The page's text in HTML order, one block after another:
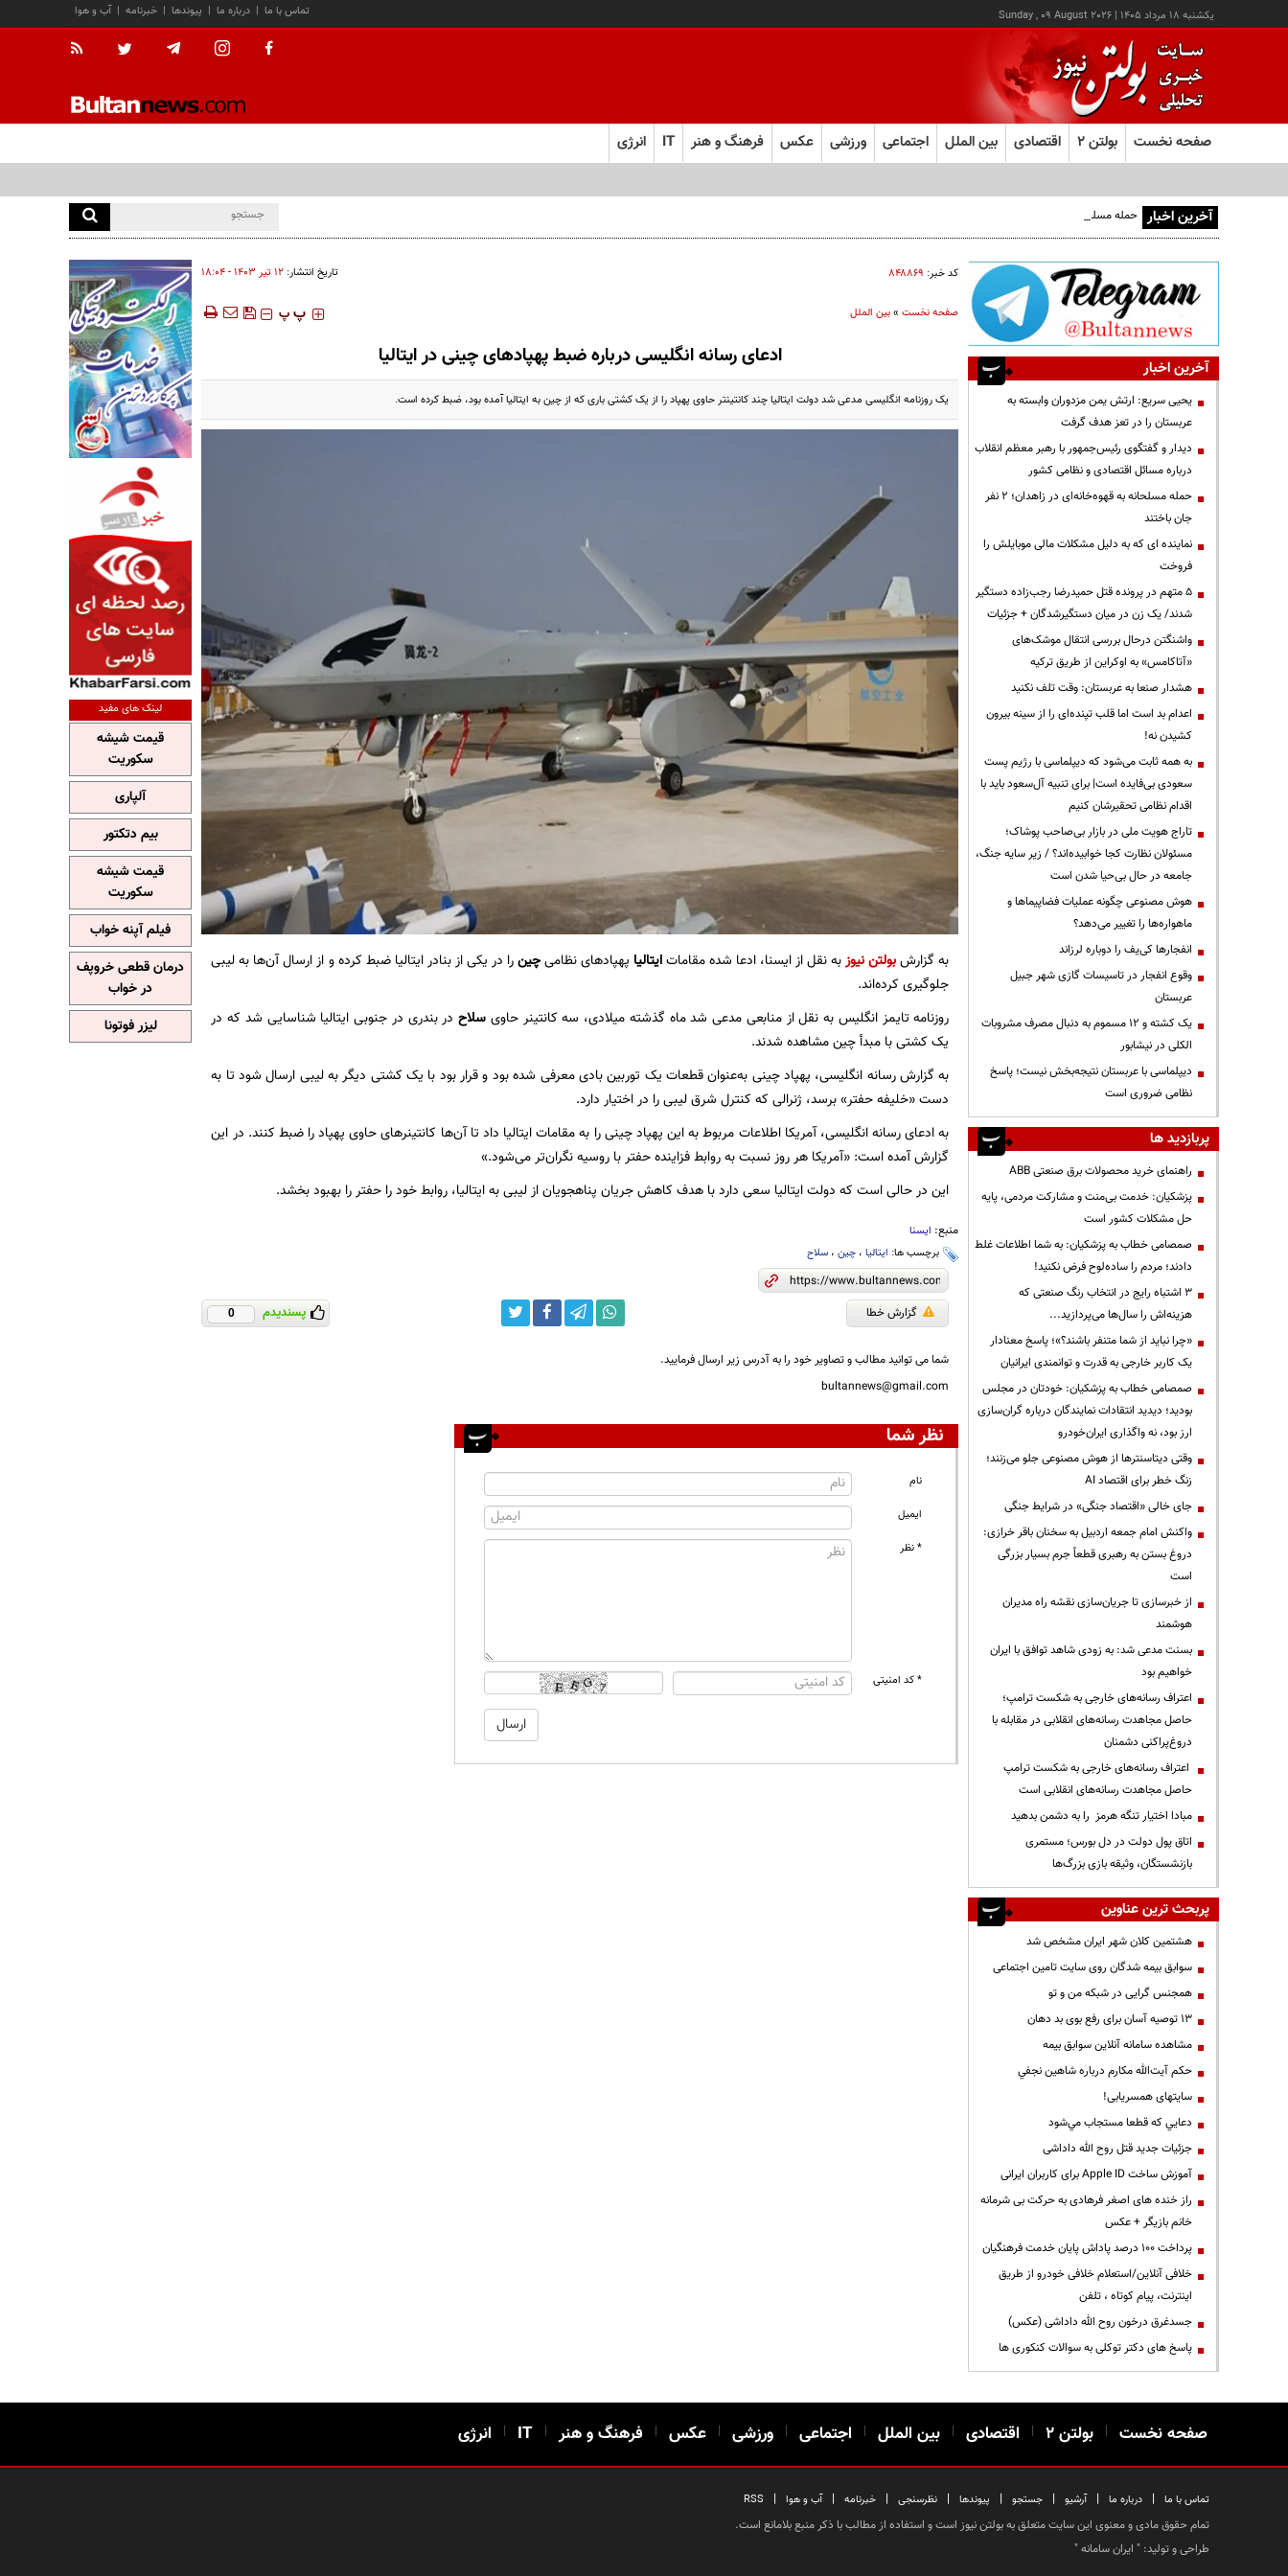
يکشنبه ۱۸ مرداد ۱۴۰۵ |
Sunday , 09 August 2026 آب و هوا | خبرنامه | پیوندها | درباره ما | تماس با ما
صفحه نخست بولتن ۲ اقتصادی بین الملل اجتماعی ورزشی عکس فرهنگ و هنر IT انرژی
آخرین اخبار حمله مسلحانه به قهوه‌خانه‌ای در زاهدان؛ ۲ نفر جان باختند
کد خبر: ۸۴۸۸۶۹ تاریخ انتشار: ۱۲ تير ۱۴۰۳ - ۱۸:۰۴
صفحه نخست»بین الملل ‍‍‍ پ پ
ادعای رسانه انگلیسی درباره ضبط پهپادهای چینی در ایتالیا
یک روزنامه انگلیسی مدعی شد دولت ایتالیا چند کانتینتر حاوی پهپاد را از یک کشتی باری که از چین به ایتالیا آمده بود، ضبط کرده است.
به گزارشبولتن نیوزبه نقل از ایسنا، ادعا شده مقاماتایتالیا پهپادهای نظامیچینرا در یکی از بنادر ایتالیا ضبط کرده و از ارسال آن‌ها به لیبی
جلوگیری کرده‌اند.
روزنامه تایمز انگلیس به نقل از منابعی مدعی شد ماه گذشته میلادی، سه کانتینر حاوی سلاح در بندری در جنوبی ایتالیا شناسایی شد که در
یک کشتی با مبدأ چین مشاهده شدند.
به گزارش رسانه انگلیسی، پهپاد چینی به‌عنوان قطعات یک توربین بادی معرفی شده بود و قرار بود با یک کشتی دیگر به لیبی ارسال شود تا به
دست «خلیفه حفتر» برسد، ژنرالی که کنترل شرق لیبی را در اختیار دارد.
به ادعای رسانه انگلیسی، آمریکا اطلاعات مربوط به این پهپاد چینی را به مقامات ایتالیا داد تا آن‌ها کانتینرهای حاوی پهپاد را ضبط کنند. در این
گزارش آمده است: «آمریکا هر روز نسبت به روابط فزاینده حفتر با روسیه نگران‌تر می‌شود.»
این در حالی است که دولت ایتالیا سعی دارد با هدف کاهش جریان پناهجویان از لیبی به ایتالیا، روابط خود را حفتر را بهبود بخشد.
منبع: ایسنا
برچسب ها: ایتالیا، چین، سلاح
گزارش خطا پسندیدم 0
شما می توانید مطالب و تصاویر خود را به آدرس زیر ارسال فرمایید.
bultannews@gmail.com
نظر شما
نام
ایمیل
* نظر
* کد امنیتی
آخرین اخبار
یحیی سریع: ارتش یمن مزدوران وابسته به
عربستان را در تعز هدف گرفت
دیدار و گفتگوی رئیس‌جمهور با رهبر معظم انقلاب
درباره مسائل اقتصادی و نظامی کشور
حمله مسلحانه به قهوه‌خانه‌ای در زاهدان؛ ۲ نفر
جان باختند
نماینده ای که به دلیل مشکلات مالی موبایلش را
فروخت
۵ متهم در پرونده قتل حمیدرضا رجب‌زاده دستگیر
شدند/ یک زن در میان دستگیرشدگان + جزئیات
واشنگتن درحال بررسی انتقال موشک‌های
«آتاکامس» به اوکراین از طریق ترکیه
هشدار صنعا به عربستان: وقت تلف نکنید
اعدام بد است اما قلب تپنده‌ای را از سینه بیرون
کشیدن نه!
به همه ثابت می‌شود که دیپلماسی با رژیم پست
سعودی بی‌فایده است| برای تنبیه آل‌سعود باید با
اقدام نظامی تحقیرشان کنیم
تاراج هویت ملی در بازار بی‌صاحب پوشاک؛
مسئولان نظارت کجا خوابیده‌اند؟ / زیر سایه جنگ،
جامعه در حال بی‌حیا شدن است
هوش مصنوعی چگونه عملیات فضاپیماها و
ماهواره‌ها را تغییر می‌دهد؟
انفجارها کی‌یف را دوباره لرزاند
وقوع انفجار در تاسیسات گازی شهر جبیل
عربستان
یک کشته و ۱۲ مسموم به دنبال مصرف مشروبات
الکلی در نیشابور
دیپلماسی با عربستان نتیجه‌بخش نیست؛ پاسخ
نظامی ضروری است
پربازدید ها
راهنمای خرید محصولات برق صنعتی ABB
پزشکیان: خدمت بی‌منت و مشارکت مردمی، پایه
حل مشکلات کشور است
صمصامی خطاب به پزشکیان: به شما اطلاعات غلط
دادند؛ مردم را ساده‌لوح فرض نکنید!
3 اشتباه رایج در انتخاب رنگ صنعتی که
هزینه‌اش را سال‌ها می‌پردازید...
«چرا نباید از شما متنفر باشند؟»؛ پاسخ معنادار
یک کاربر خارجی به قدرت و توانمندی ایرانیان
صمصامی خطاب به پزشکیان: خودتان در مجلس
بودید؛ دیدید انتقادات نمایندگان درباره گران‌سازی
ارز بود، نه واگذاری ایران‌خودرو
وقتی دیتاسنترها از هوش مصنوعی جلو می‌زنند؛
زنگ خطر برای اقتصاد AI
جای خالی «اقتصاد جنگی» در شرایط جنگی
واکنش امام جمعه اردبیل به سخنان باقر خرازی:
دروغ بستن به رهبری قطعاً جرم بسیار بزرگی
است
از خبرسازی تا جریان‌سازی نقشه راه مدیران
هوشمند
بسنت مدعی شد: به زودی شاهد توافق با ایران
خواهیم بود
اعتراف رسانه‌های خارجی به شکست ترامپ؛
حاصل مجاهدت رسانه‌های انقلابی در مقابله با
دروغ‌پراکنی دشمنان
اعتراف رسانه‌های خارجی به شکست ترامپ
حاصل مجاهدت رسانه‌های انقلابی است
مبادا اختیار تنگه هرمز را به دشمن بدهید
اتاق پول دولت در دل بورس؛ مستمری
بازنشستگان، وثیقه بازی بزرگ‌ها
پربحث ترین عناوین
هشتمین کلان شهر ایران مشخص شد
سوابق بیمه شدگان روی سایت تامین اجتماعی
همجنس گرایی در شبکه من و تو
13 توصیه آسان برای رفع بوی بد دهان
مشاهده سامانه آنلاين سوابق بیمه
حكم آيت‌الله مكارم درباره شاهين نجفي
سایتهای همسریابی!
دعايي كه قطعا مستجاب مي‌شود
جزئیات جدید قتل روح الله داداشی
آموزش ساخت Apple ID برای کاربران ایرانی
راز خنده های اصغر فرهادی به حرکت بی شرمانه
خانم بازیگر + عکس
پرداخت ۱۰۰ درصد پاداش پایان خدمت فرهنگیان
خلافی آنلاین/استعلام خلافی خودرو از طریق
اینترنت، پیام کوتاه ، تلفن
جسدغرق درخون روح الله داداشی (عکس)
پاسخ های دکتر توکلی به سوالات کنکوری ها
لینک های مفید
قیمت شیشه
سکوریت
آلپاری
بیم دتکتور
قیمت شیشه
سکوریت
فیلم آپنه خواب
درمان قطعی خروپف
در خواب
لیزر فوتونا
صفحه نخست | بولتن ۲ | اقتصادی | بین الملل | اجتماعی | ورزشی | عکس | فرهنگ و هنر |
IT
| انرژی
تماس با ما | درباره ما | آرشیو | جستجو | پیوندها | نظرسنجی | خبرنامه | آب و هوا |
RSS
تمام حقوق مادی و معنوی این سایت متعلق به بولتن نیوز است و استفاده از مطالب با ذکر منبع بلامانع است.
طراحی و تولید: " ایران سامانه"